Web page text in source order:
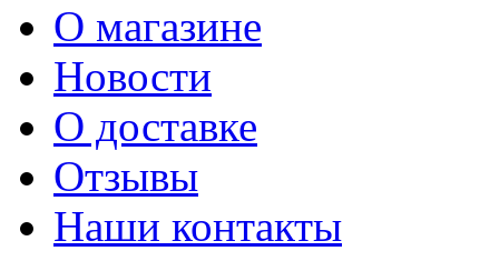
О магазине
Новости
О доставке
Отзывы
Наши контакты